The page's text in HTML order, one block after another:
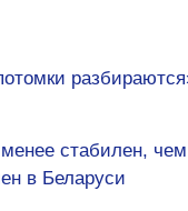
стабилен,
в Беларуси